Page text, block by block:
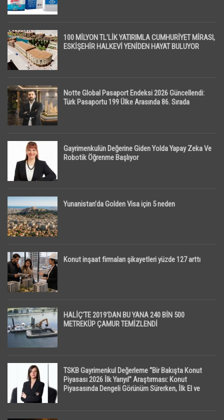
100 MİLYON TL’LİK YATIRIMLA CUMHURİYET MİRASI,
ESKİŞEHİR HALKEVİ YENİDEN HAYAT BULUYOR
Notte Global Pasaport Endeksi 2026 Güncellendi:
Türk Pasaportu 199 Ülke Arasında 86. Sırada
Gayrimenkulün Değerine Giden Yolda Yapay Zeka Ve
Robotik Öğrenme Başlıyor
Yunanistan’da Golden Visa için 5 neden
Konut inşaat firmaları şikayetleri yüzde 127 arttı
HALİÇ’TE 2019’DAN BU YANA 240 BİN 500
METREKÜP ÇAMUR TEMİZLENDİ
TSKB Gayrimenkul Değerleme “Bir Bakışta Konut
Piyasası 2026 İlk Yarıyıl” Araştırması: Konut
Piyasasında Dengeli Görünüm Sürerken, İlk El ve